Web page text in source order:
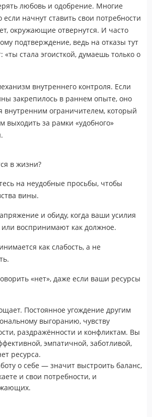
любовь и одобрение. Многие
если начнут ставить свои потребности
окружающие отвернутся. И часто
подтверждение, ведь на отказы тут
стала эгоисткой, думаешь только о
внутреннего контроля. Если
закрепилось в раннем опыте, оно
внутренним ограничителем, который
выходить за рамки «удобного»
в жизни?
на неудобные просьбы, чтобы
вины.
и обиду, когда ваши усилия
воспринимают как должное.
как слабость, а не
«нет», даже если ваши ресурсы
Постоянное угождение другим
выгоранию, чувству
раздражённости и конфликтам. Вы
эмпатичной, заботливой,
ресурса.
о себе — значит выстроить баланс,
и свои потребности, и